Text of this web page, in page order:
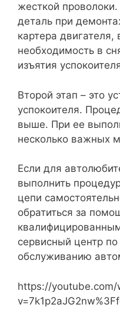
жесткой
деталь при
картера двигателя,
необходимость в
изъятия
Второй этап – это
успокоителя.
выше. При ее
несколько важных
Если для
выполнить
цепи
обратиться за
сервисный центр
обслуживанию
https://youtube.com/